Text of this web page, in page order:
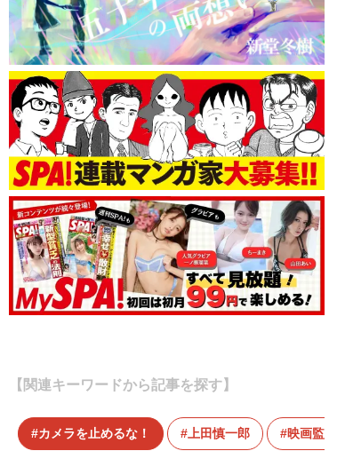
【関連キーワードから記事を探す】
カメラを止めるな！ 上田慎一郎 映画監督